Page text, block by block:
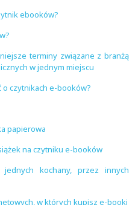
ebooków?
terminy związane z branżą
w jednym miejscu
czytnikach e-booków?
papierowa
na czytniku e-booków
kochany, przez innych
w których kupisz e-booki